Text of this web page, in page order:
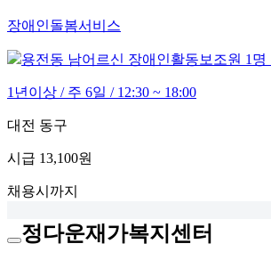
장애인돌봄서비스
용전동 남어르신 장애인활동보조원 1명
1년이상 / 주 6일 / 12:30 ~ 18:00
대전 동구
시급 13,100원
채용시까지
정다운재가복지센터